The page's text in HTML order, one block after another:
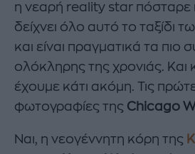
η νεαρή reality star πόσταρε
δείχνει όλο αυτό το ταξίδι
και είναι πραγματικά τα πιο
ολόκληρης της χρονιάς.
έχουμε κάτι ακόμη. Τις
φωτογραφίες της Chicago
Ναι, η νεογέννητη κόρη της